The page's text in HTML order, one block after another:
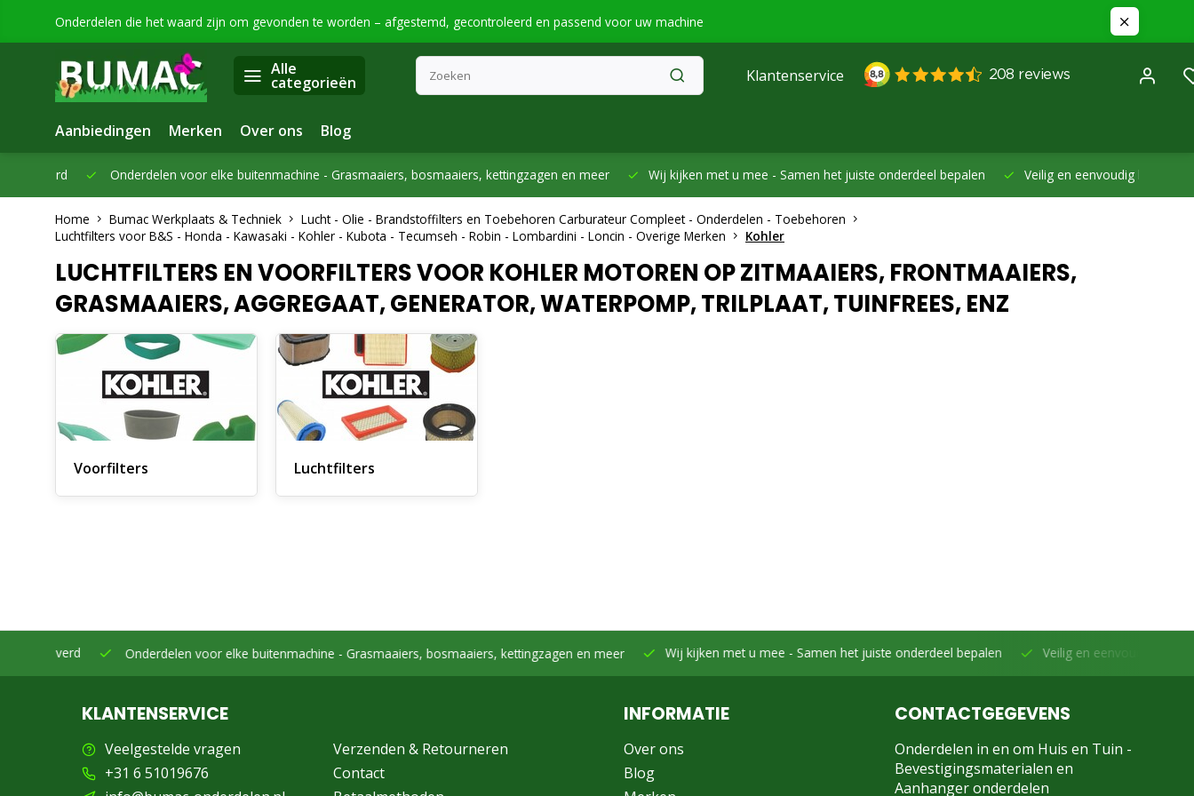
Onderdelen die het waard zijn om gevonden te worden – afgestemd, gecontroleerd en passend voor uw machine
Alle
categorieën Klantenservice
Aanbiedingen Merken Over ons Blog
Onderdelen voor elke buitenmachine -Grasmaaiers, bosmaaiers, kettingzagen en meer Wij kijken met u mee -Samen het juiste onderdeel bepalen Veilig en eenvoudig betalen -
Home Bumac Werkplaats & Techniek
Lucht - Olie - Brandstoffilters en Toebehoren Carburateur Compleet - Onderdelen - Toebehoren
Luchtfilters voor B&S - Honda - Kawasaki - Kohler - Kubota - Tecumseh - Robin - Lombardini - Loncin - Overige Merken
Kohler
LUCHTFILTERS EN VOORFILTERS VOOR KOHLER MOTOREN OP ZITMAAIERS, FRONTMAAIERS,
GRASMAAIERS, AGGREGAAT, GENERATOR, WATERPOMP, TRILPLAAT, TUINFREES, ENZ
Voorfilters Luchtfilters
Onderdelen voor elke buitenmachine -Grasmaaiers, bosmaaiers, kettingzagen en meer Wij kijken met u mee -Samen het juiste onderdeel bepalen Veilig en eenvoudig betalen -
KLANTENSERVICE
Veelgestelde vragen
+31 6 51019676
Verzenden & Retourneren
Contact
INFORMATIE
Over ons
Blog
CONTACTGEGEVENS
Onderdelen in en om Huis en Tuin -
Bevestigingsmaterialen en
Aanhanger onderdelen